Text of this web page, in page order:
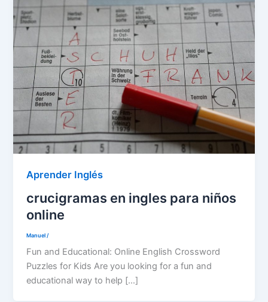
Aprender Inglés
crucigramas en ingles para niños
online
Manuel/
Fun and Educational: Online English Crossword
Puzzles for Kids Are you looking for a fun and
educational way to help […]